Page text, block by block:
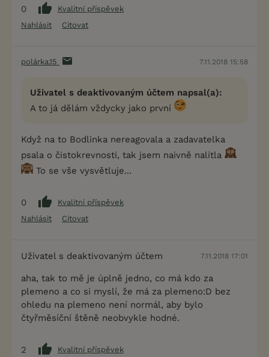
0
Kvalitní příspěvek
Nahlásit
Citovat
polárka.15 7.11.2018 15:58
Uživatel s deaktivovaným účtem napsal(a):
A to já dělám vždycky jako první
Když na to Bodlinka nereagovala a zadavatelka
psala o čistokrevnosti, tak jsem naivně nalítla
To se vše vysvětluje...
0
Kvalitní příspěvek
Nahlásit
Citovat
Uživatel s deaktivovaným účtem 7.11.2018 17:01
aha, tak to mě je úplně jedno, co má kdo za
plemeno a co si myslí, že má za plemeno:D bez
ohledu na plemeno není normál, aby bylo
čtyřměsíční štěně neobvykle hodné.
2 Kvalitní příspěvek